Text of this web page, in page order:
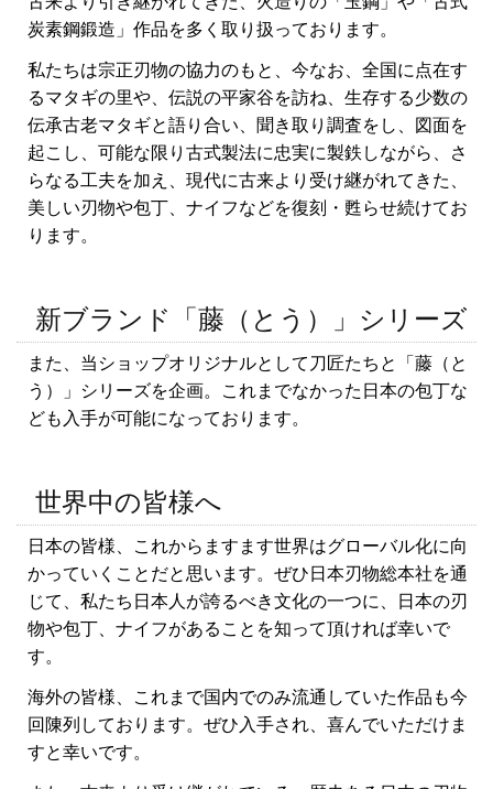
炭素鋼鍛造」作品を多く取り扱っております。
私たちは宗正刃物の協力のもと、今なお、全国に点在す
るマタギの里や、伝説の平家谷を訪ね、生存する少数の
伝承古老マタギと語り合い、聞き取り調査をし、図面を
起こし、可能な限り古式製法に忠実に製鉄しながら、さ
らなる工夫を加え、現代に古来より受け継がれてきた、
美しい刃物や包丁、ナイフなどを復刻・甦らせ続けてお
ります。
新ブランド「藤（とう）」シリーズ
また、当ショップオリジナルとして刀匠たちと「藤（と
う）」シリーズを企画。これまでなかった日本の包丁な
ども入手が可能になっております。
世界中の皆様へ
日本の皆様、これからますます世界はグローバル化に向
かっていくことだと思います。ぜひ日本刃物総本社を通
じて、私たち日本人が誇るべき文化の一つに、日本の刃
物や包丁、ナイフがあることを知って頂ければ幸いで
す。
海外の皆様、これまで国内でのみ流通していた作品も今
回陳列しております。ぜひ入手され、喜んでいただけま
すと幸いです。